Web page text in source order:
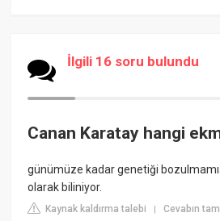
İlgili 16 soru bulundu
Canan Karatay hangi
günümüze kadar genetiği
olarak biliniyor.
Kaynak kaldırma talebi |Cevabın